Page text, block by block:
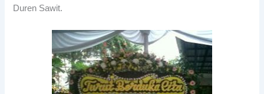
Duren Sawit.